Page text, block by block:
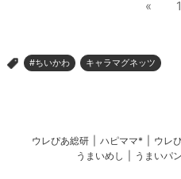
« 1
> #ちいかわ キャラマグネッツ
ウレぴあ総研 ハピママ* ウレ
うまいめし
うまいパン